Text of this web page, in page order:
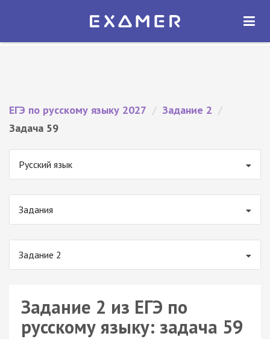
Экзамер — ЕГЭ 2027
ОТКРЫТЬ
ЕГЭ по русскому языку 2027 / Задание 2 /
Задача 59
Русский язык
Задания
Задание 2
Задание 2 из ЕГЭ по
русскому языку: задача 59